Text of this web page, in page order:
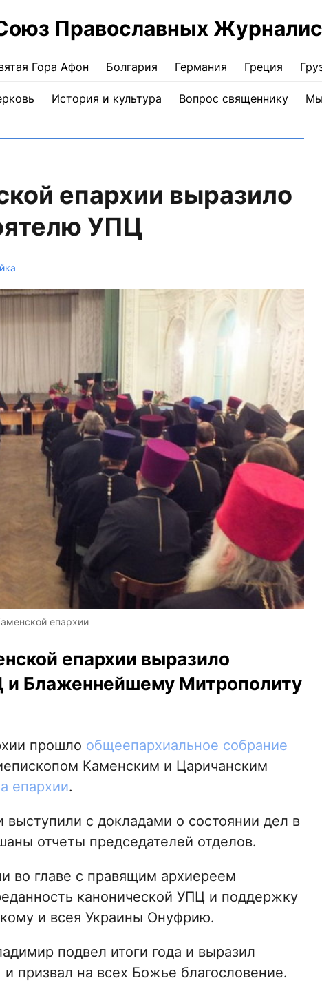
Православных
Гора Афон Болгария Германия Греция
История и культура Вопрос священнику
епархии выразило
УПЦ
епархии
епархии выразило
и Блаженнейшему Митрополиту
прошло общеепархиальное собрание
Каменским и Царичанским
епархии.
с докладами о состоянии дел в
отчеты председателей отделов.
во главе с правящим архиереем
канонической УПЦ и поддержку
и всея Украины Онуфрию.
подвел итоги года и выразил
призвал на всех Божье благословение.